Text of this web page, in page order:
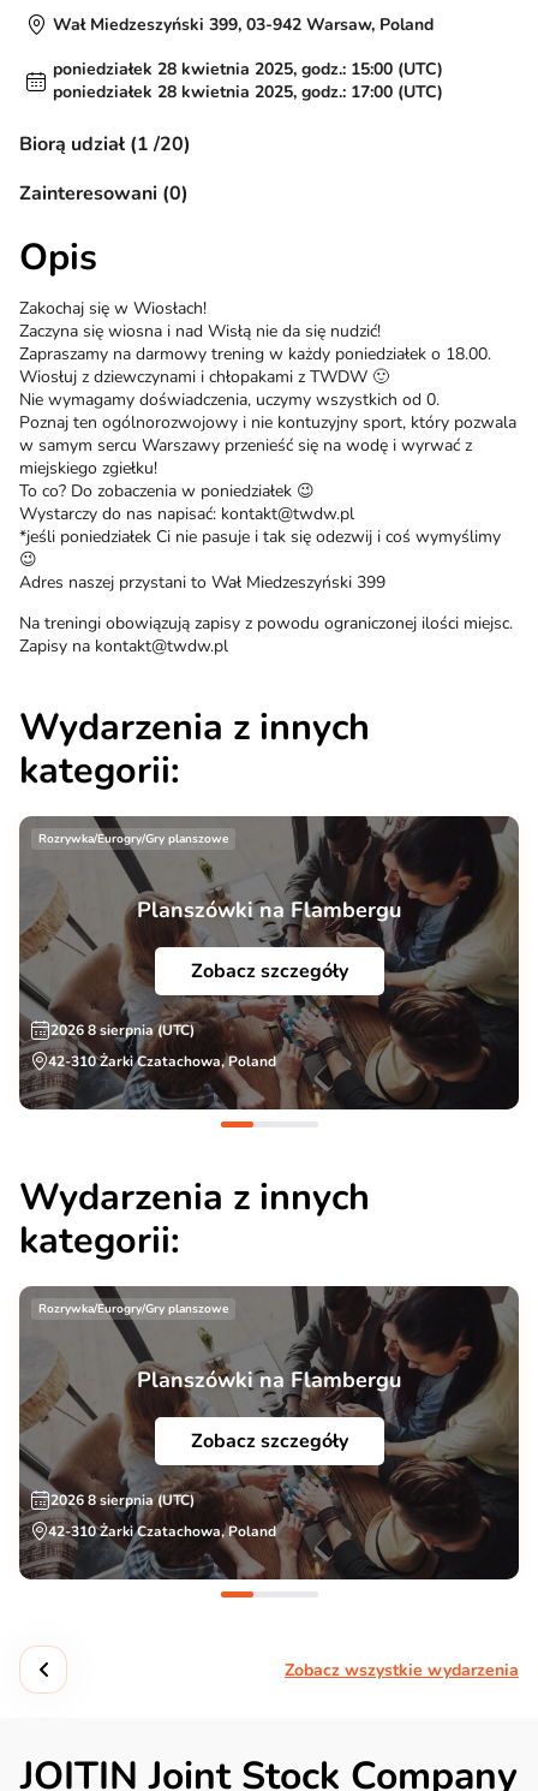
Wał Miedzeszyński 399, 03-942 Warsaw, Poland
poniedziałek 28 kwietnia 2025, godz.: 15:00 (UTC)
poniedziałek 28 kwietnia 2025, godz.: 17:00 (UTC)
Biorą udział (1 /20)
Zainteresowani (0)
Opis
Zakochaj się w Wiosłach!
Zaczyna się wiosna i nad Wisłą nie da się nudzić!
Zapraszamy na darmowy trening w każdy poniedziałek o 18.00.
Wiosłuj z dziewczynami i chłopakami z TWDW 🙂
Nie wymagamy doświadczenia, uczymy wszystkich od 0.
Poznaj ten ogólnorozwojowy i nie kontuzyjny sport, który pozwala
w samym sercu Warszawy przenieść się na wodę i wyrwać z
miejskiego zgiełku!
To co? Do zobaczenia w poniedziałek 😉
Wystarczy do nas napisać: kontakt@twdw.pl
*jeśli poniedziałek Ci nie pasuje i tak się odezwij i coś wymyślimy
😉
Adres naszej przystani to Wał Miedzeszyński 399
Na treningi obowiązują zapisy z powodu ograniczonej ilości miejsc.
Zapisy na kontakt@twdw.pl
Wydarzenia z innych
kategorii:
Rozrywka/Eurogry/Gry planszowe
Planszówki na Flambergu
Zobacz szczegóły
2026 8 sierpnia (UTC)
42-310 Żarki Czatachowa, Poland
Wydarzenia z innych
kategorii:
Rozrywka/Eurogry/Gry planszowe
Planszówki na Flambergu
Zobacz szczegóły
2026 8 sierpnia (UTC)
42-310 Żarki Czatachowa, Poland
Zobacz wszystkie wydarzenia
JOITIN Joint Stock Company